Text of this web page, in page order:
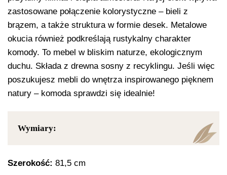
zastosowane połączenie kolorystyczne – bieli z
brązem, a także struktura w formie desek. Metalowe
okucia również podkreślają rustykalny charakter
komody. To mebel w bliskim naturze, ekologicznym
duchu. Składa z drewna sosny z recyklingu. Jeśli więc
poszukujesz mebli do wnętrza inspirowanego pięknem
natury – komoda sprawdzi się idealnie!
Wymiary:
Szerokość: 81,5 cm